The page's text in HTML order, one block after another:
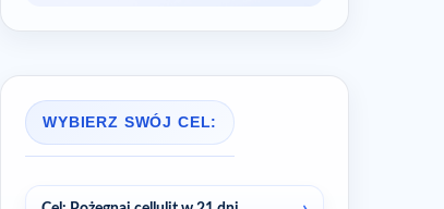
WYBIERZ SWÓJ CEL: